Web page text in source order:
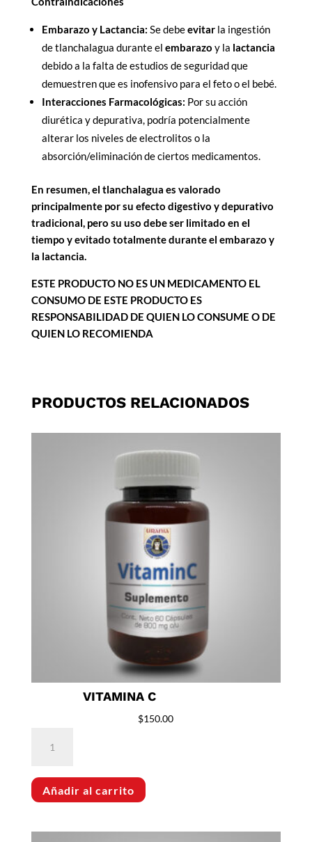
Embarazo y Lactancia: Se debeevitarla ingestión
de tlanchalagua durante el embarazo y la lactancia
debido a la falta de estudios de seguridad que
demuestren que es inofensivo para el feto o el bebé.
Interacciones Farmacológicas: Por su acción
diurética y depurativa, podría potencialmente
alterar los niveles de electrolitos o la
absorción/eliminación de ciertos medicamentos.
En resumen, el tlanchalagua es valorado
principalmente por su efecto digestivo y depurativo
tradicional, pero su uso debe ser limitado en el
tiempo y evitado totalmente durante el embarazo y
la lactancia.
ESTE PRODUCTO NO ES UN MEDICAMENTO EL
CONSUMO DE ESTE PRODUCTO ES
RESPONSABILIDAD DE QUIEN LO CONSUME O DE
QUIEN LO RECOMIENDA
PRODUCTOS RELACIONADOS
VITAMINA C
$150.00
Añadir al carrito